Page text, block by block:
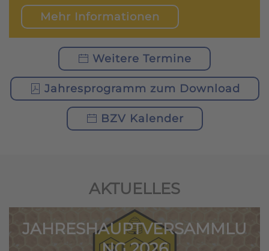
Mehr Informationen
Weitere Termine
Jahresprogramm zum Download
BZV Kalender
AKTUELLES